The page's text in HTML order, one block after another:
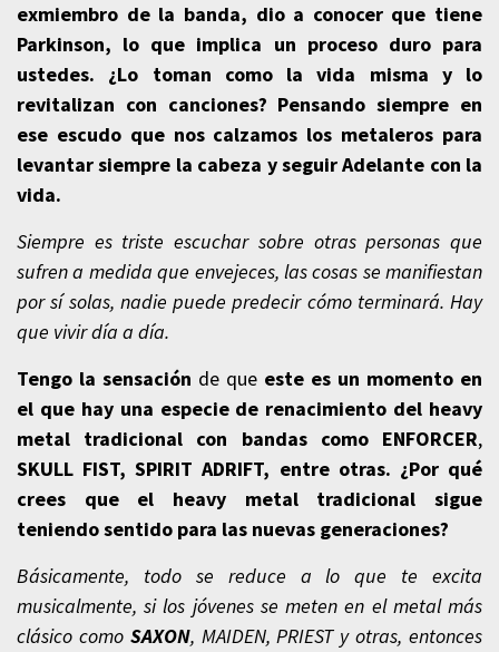
exmiembro de la banda, dio a conocer que tiene
Parkinson, lo que implica un proceso duro para
ustedes. ¿Lo toman como la vida misma y lo
revitalizan con canciones? Pensando siempre en
ese escudo que nos calzamos los metaleros para
levantar siempre la cabeza y seguir Adelante con la
vida.
Siempre es triste escuchar sobre otras personas que
sufren a medida que envejeces, las cosas se manifiestan
por sí solas, nadie puede predecir cómo terminará. Hay
que vivir día a día.
Tengo la sensación de que este es un momento en
el que hay una especie de renacimiento del heavy
metal tradicional con bandas como ENFORCER,
SKULL FIST, SPIRIT ADRIFT, entre otras. ¿Por qué
crees que
el heavy metal
tradicional sigue
teniendo sentido para las nuevas generaciones?
Básicamente, todo se reduce a lo que te excita
musicalmente, si los jóvenes se meten en el metal más
clásico como SAXON, MAIDEN, PRIEST y otras, entonces